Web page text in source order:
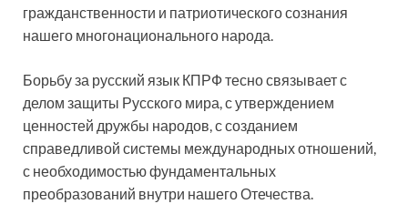
гражданственности и патриотического сознания
нашего многонационального народа.
Борьбу за русский язык КПРФ тесно связывает с
делом защиты Русского мира, с утверждением
ценностей дружбы народов, с созданием
справедливой системы международных отношений,
с необходимостью фундаментальных
преобразований внутри нашего Отечества.